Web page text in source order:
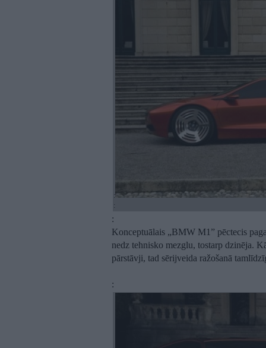
:
:
:
Konceptuālais „BMW M1” pēctecis
nedz tehnisko mezglu, tostarp dzinēja.
pārstāvji, tad sērijveida ražošanā
: